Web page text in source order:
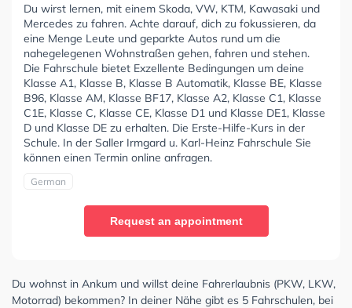
Du wirst lernen, mit einem Skoda, VW, KTM, Kawasaki und
Mercedes zu fahren. Achte darauf, dich zu fokussieren, da
eine Menge Leute und geparkte Autos rund um die
nahegelegenen Wohnstraßen gehen, fahren und stehen.
Die Fahrschule bietet Exzellente Bedingungen um deine
Klasse A1, Klasse B, Klasse B Automatik, Klasse BE, Klasse
B96, Klasse AM, Klasse BF17, Klasse A2, Klasse C1, Klasse
C1E, Klasse C, Klasse CE, Klasse D1 und Klasse DE1, Klasse
D und Klasse DE zu erhalten. Die Erste-Hilfe-Kurs in der
Schule. In der Saller Irmgard u. Karl-Heinz Fahrschule Sie
können einen Termin online anfragen.
German
Request an appointment
Du wohnst in Ankum und willst deine Fahrerlaubnis (PKW, LKW,
Motorrad) bekommen? In deiner Nähe gibt es 5 Fahrschulen, bei